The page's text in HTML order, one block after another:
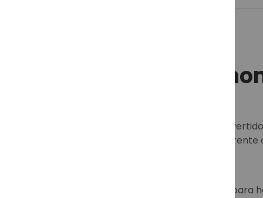
Gafas de sol para
se han
también es fundamental proteger los ojos frente
Descubre más sobre nuestras gafas de sol para